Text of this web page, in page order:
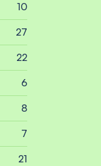
10
27
22
6
8
7
21